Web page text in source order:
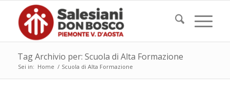
Tag Archivio per: Scuola di Alta Formazione
Sei in: Home / Scuola di Alta Formazione